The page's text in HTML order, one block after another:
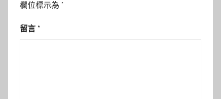
欄位標示為 *
留言 *